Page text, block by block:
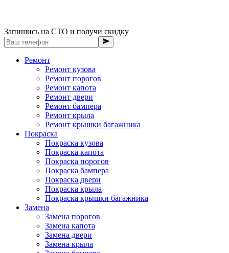
Запишись на СТО и получи скидку
Ремонт
Ремонт кузова
Ремонт порогов
Ремонт капота
Ремонт двери
Ремонт бампера
Ремонт крыла
Ремонт крышки багажника
Покраска
Покраска кузова
Покраска капота
Покраска порогов
Покраска бампера
Покраска двери
Покраска крыла
Покраска крышки багажника
Замена
Замена порогов
Замена капота
Замена двери
Замена крыла